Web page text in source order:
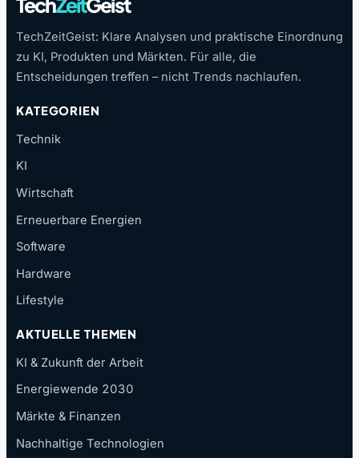
TechZeitGeist: Klare Analysen und praktische Einordnung
zu KI, Produkten und Märkten. Für alle, die
Entscheidungen treffen – nicht Trends nachlaufen.
KATEGORIEN
Technik
KI
Wirtschaft
Erneuerbare Energien
Software
Hardware
Lifestyle
AKTUELLE THEMEN
KI & Zukunft der Arbeit
Energiewende 2030
Märkte & Finanzen
Nachhaltige Technologien